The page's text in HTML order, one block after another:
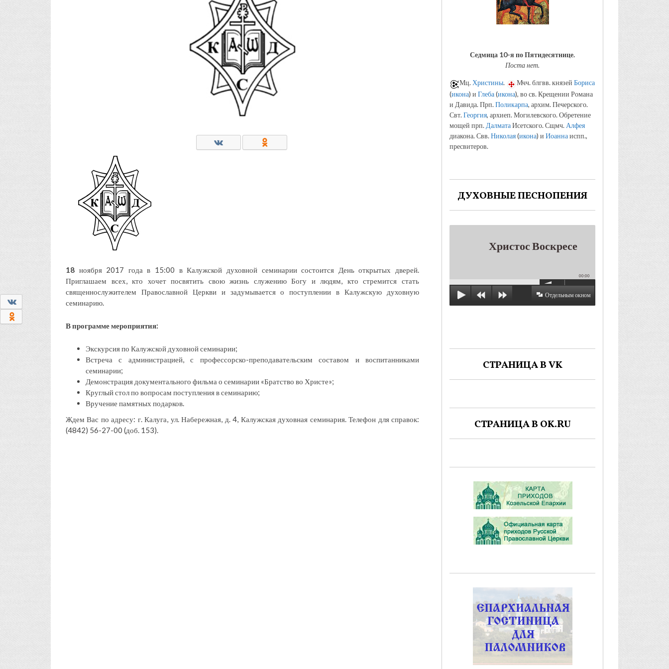
18 ноября 2017 года в 15:00 в Калужской духовной семинарии состоится День открытых дверей.
Приглашаем всех, кто хочет посвятить свою жизнь служению Богу и людям, кто стремится стать
священнослужителем Православной Церкви и задумывается о поступлении в Калужскую духовную
семинарию.
В программе мероприятия:
Экскурсия по Калужской духовной семинарии;
Встреча с администрацией, с профессорско-преподавательским составом и воспитанниками
семинарии;
Демонстрация документального фильма о семинарии «Братство во Христе»;
Круглый стол по вопросам поступления в семинарию;
Вручение памятных подарков.
Ждем Вас по адресу: г. Калуга, ул. Набережная, д. 4, Калужская духовная семинария. Телефон для справок:
(4842) 56-27-00 (доб. 153).
Седмица 10-я по Пятидесятнице.
Поста нет.
Мц. Христины. Мчч. блгвв. князей Бориса
(икона) и Глеба(икона), во св. Крещении Романа
и Давида. Прп.Поликарпа, архим. Печерского.
Свт.Георгия, архиеп. Могилевского. Обретение
мощей прп. ДалматаИсетского. Сщмч. Алфея
диакона. Свв.Николая(икона) и Иоаннаиспп.,
пресвитеров.
ДУХОВНЫЕ ПЕСНОПЕНИЯ
Христос Воскресе
00:00
Отдельным окном
СТРАНИЦА В VK
СТРАНИЦА В OK.RU